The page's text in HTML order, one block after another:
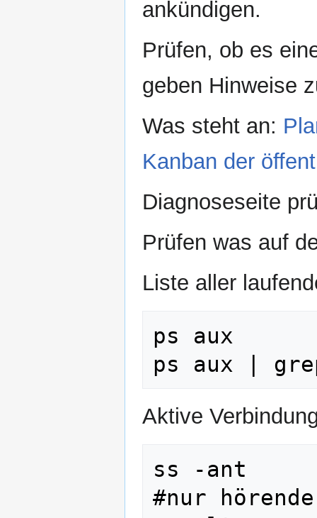
ankündigen.
Prüfen, ob es
geben Hinweise
Was steht an:
Kanban der
Diagnoseseite
Prüfen was auf
Liste aller
ps aux
Aktive
ss -ant
#nur